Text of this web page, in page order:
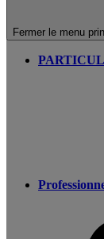
Fermer le menu